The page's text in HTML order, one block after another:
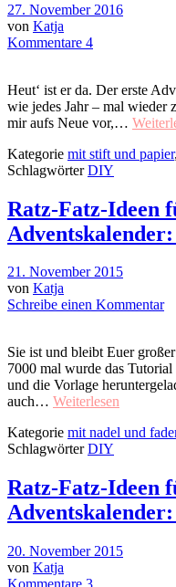
27. November 2016
von Katja
Kommentare 4
Heut‘ ist er da. Der erste
wie jedes Jahr – mal wieder
mir aufs Neue vor,…
Kategorie mit stift und papier,
SchlagwörterDIY
Ratz-Fatz-Ideen
Adventskalender:
21. November 2015
von Katja
Schreibe einen Kommentar
Sie ist und bleibt Euer
7000 mal wurde das
und die Vorlage
auch… Weiterlesen
Kategorie mit nadel und
SchlagwörterDIY
Ratz-Fatz-Ideen
20. November 2015
von Katja